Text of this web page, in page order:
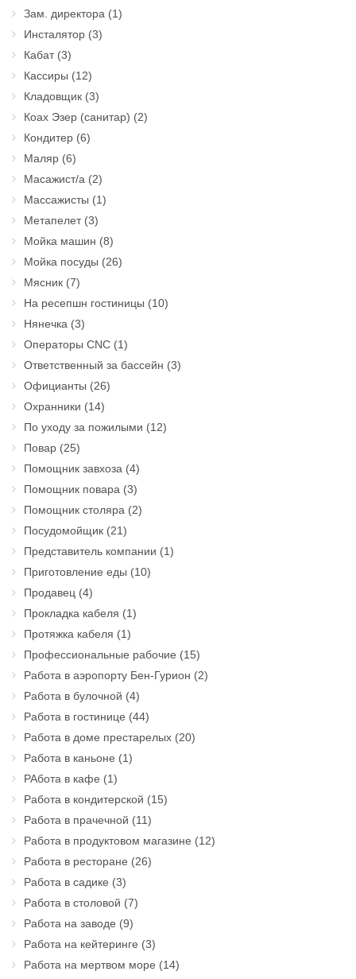
Зам. директора (1)
Инсталятор (3)
Кабат(3)
Кассиры (12)
Кладовщик (3)
Коах Эзер (санитар) (2)
Кондитер (6)
Маляр (6)
Масажист/а (2)
Массажисты (1)
Метапелет(3)
Мойка машин (8)
Мойка посуды (26)
Мясник (7)
На ресепшн гостиницы (10)
Нянечка (3)
Операторы CNC (1)
Ответственный за бассейн (3)
Официанты (26)
Охранники (14)
По уходу за пожилыми (12)
Повар (25)
Помощник завхоза (4)
Помощник повара (3)
Помощник столяра (2)
Посудомойщик (21)
Представитель компании (1)
Приготовление еды (10)
Продавец (4)
Прокладка кабеля (1)
Протяжка кабеля (1)
Профессиональные рабочие (15)
Работа в аэропорту Бен-Гурион (2)
Работа в булочной (4)
Работа в гостинице (44)
Работа в доме престарелых (20)
Работа в каньоне (1)
РАбота в кафе (1)
Работа в кондитерской (15)
Работа в прачечной (11)
Работа в продуктовом магазине (12)
Работа в ресторане (26)
Работа в садике (3)
Работа в столовой (7)
Работа на заводе (9)
Работа на кейтеринге (3)
Работа на мертвом море (14)